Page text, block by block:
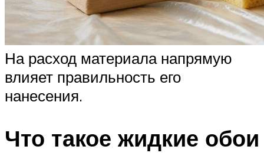
На расход материала напрямую
влияет правильность его
нанесения.
Что такое жидкие обои